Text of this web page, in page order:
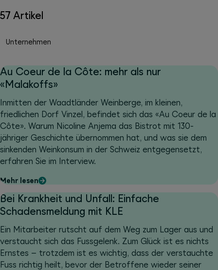
57 Artikel
Unternehmen
Au Coeur de la Côte: mehr als nur
«Malakoffs»
Inmitten der Waadtländer Weinberge, im kleinen,
friedlichen Dorf Vinzel, befindet sich das «Au Coeur de la
Côte». Warum Nicoline Anjema das Bistrot mit 130-
jähriger Geschichte übernommen hat, und was sie dem
sinkenden Weinkonsum in der Schweiz entgegensetzt,
erfahren Sie im Interview.
Mehr lesen
Bei Krankheit und Unfall: Einfache
Schadensmeldung mit KLE
Ein Mitarbeiter rutscht auf dem Weg zum Lager aus und
verstaucht sich das Fussgelenk. Zum Glück ist es nichts
Ernstes – trotzdem ist es wichtig, dass der verstauchte
Fuss richtig heilt, bevor der Betroffene wieder seiner